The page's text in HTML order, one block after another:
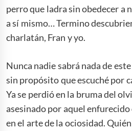
perro que ladra sin obedecer a
a sí mismo… Termino
charlatán, Fran y yo.
Nunca nadie sabrá nada de
sin propósito que escuché por
Ya se perdió en la bruma del
asesinado por aquel
en el arte de la ociosidad.